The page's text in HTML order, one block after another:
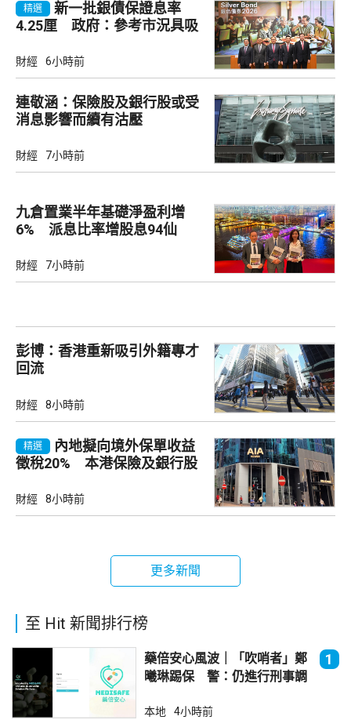
精選
新一批銀債保證息率
4.25厘 政府：參考市況具吸
財經 6小時前
連敬涵：保險股及銀行股或受
消息影響而續有沽壓
財經 7小時前
九倉置業半年基礎淨盈利增
6% 派息比率增股息94仙
財經 7小時前
彭博：香港重新吸引外籍專才
回流
財經 8小時前
精選
內地擬向境外保單收益
徵稅20% 本港保險及銀行股
財經 8小時前
更多新聞
至 Hit 新聞排行榜
藥倍安心風波｜「吹哨者」鄭
曦琳踢保 警：仍進行刑事調
1
本地 4小時前